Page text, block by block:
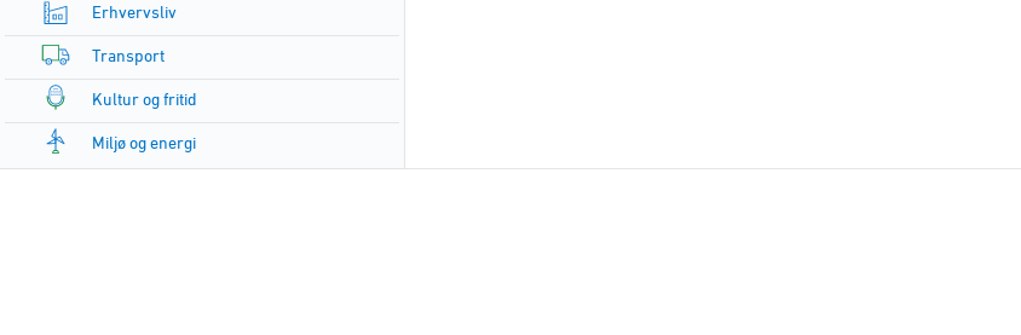
Erhvervsliv
Transport
Kultur og fritid
Miljø og energi